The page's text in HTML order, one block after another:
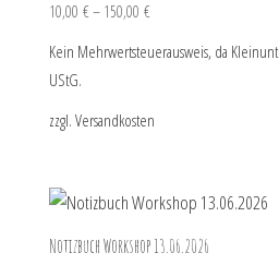
10,00 € – 150,00 €
Kein Mehrwertsteuerausweis, da
UStG.
zzgl. Versandkosten
Notizbuch Workshop 13.06.2026